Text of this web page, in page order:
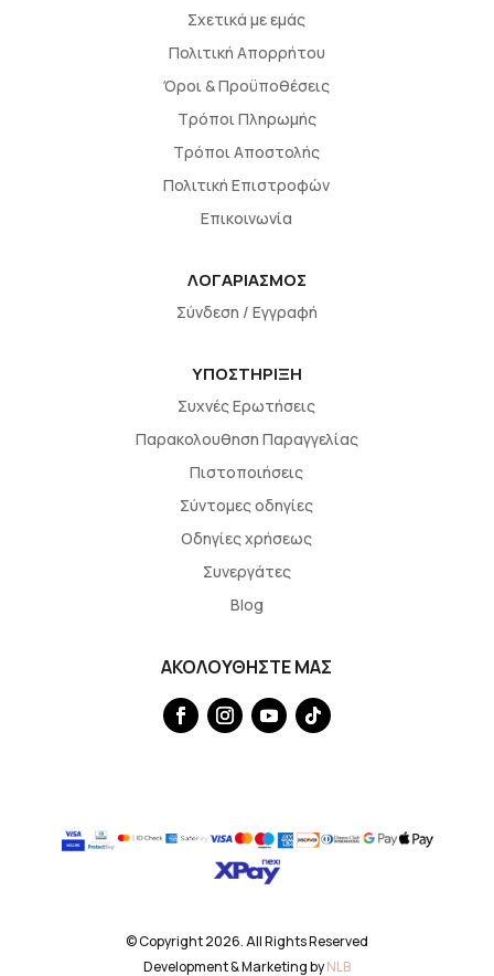
Σχετικά με εμάς
Πολιτική Απορρήτου
Όροι & Προϋποθέσεις
Τρόποι Πληρωμής
Τρόποι Αποστολής
Πολιτική Επιστροφών
Επικοινωνία
ΛΟΓΑΡΙΑΣΜΟΣ
Σύνδεση / Εγγραφή
ΥΠΟΣΤΗΡΙΞΗ
Συχνές Ερωτήσεις
Παρακολουθηση Παραγγελίας
Πιστοποιήσεις
Σύντομες οδηγίες
Οδηγίες χρήσεως
Συνεργάτες
Blog
ΑΚΟΛΟΥΘΗΣΤΕ ΜΑΣ
© Copyright 2026. All Rights Reserved
Development & Marketing byNLB